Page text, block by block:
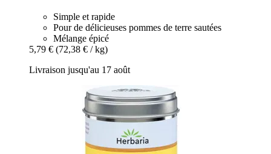
Simple et rapide
Pour de délicieuses pommes de terre sautées
Mélange épicé
5,79 € (72,38 € / kg)
Livraison jusqu'au 17 août